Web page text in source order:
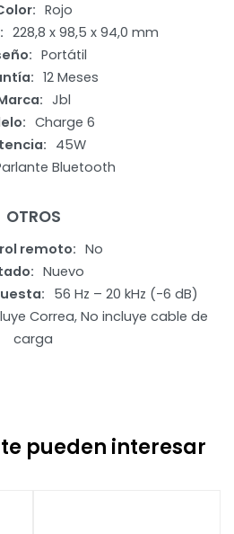
Rojo
228,8 x 98,5 x 94,0 mm
Portátil
12 Meses
Jbl
Charge 6
45W
Bluetooth
OTROS
remoto
No
Nuevo
56 Hz – 20 kHz (-6 dB)
Correa, No incluye cable de
carga
pueden interesar